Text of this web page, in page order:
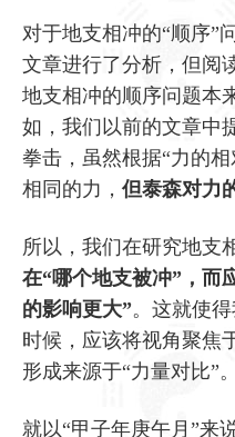
对于地支相冲的“顺序”
文章进行了分析，但阅
地支相冲的顺序问题本
如，我们以前的文章中
拳击，虽然根据“力的
相同的力， 但泰森对力
所以，我们在研究地支
在“哪个地支被冲”，而
的影响更大”。这就使
时候，应该将视角聚焦
形成来源于“力量对比”。
就以“甲子年庚午月”来